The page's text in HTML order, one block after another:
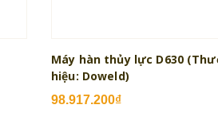
Máy hàn thủy lực D630
hiệu: Doweld)
98.917.200₫